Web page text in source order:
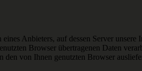
Anbieters, auf dessen Server
Browser übertragenen Daten
von Ihnen genutzten Browser